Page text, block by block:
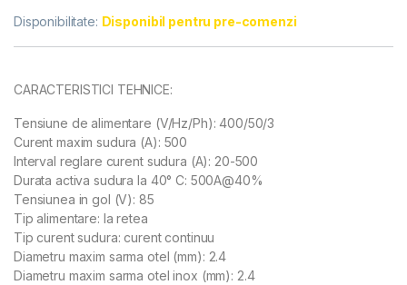
Disponibilitate: Disponibil pentru pre-comenzi
CARACTERISTICI TEHNICE:
Tensiune de alimentare (V/Hz/Ph): 400/50/3
Curent maxim sudura (A): 500
Interval reglare curent sudura (A): 20-500
Durata activa sudura la 40° C: 500A@40%
Tensiunea in gol (V): 85
Tip alimentare: la retea
Tip curent sudura: curent continuu
Diametru maxim sarma otel (mm): 2.4
Diametru maxim sarma otel inox (mm): 2.4